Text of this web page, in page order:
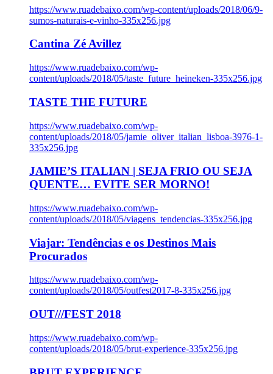
https://www.ruadebaixo.com/wp-content/uploads/2018/06/9-
sumos-naturais-e-vinho-335x256.jpg
Cantina Zé Avillez
https://www.ruadebaixo.com/wp-
content/uploads/2018/05/taste_future_heineken-335x256.jpg
TASTE THE FUTURE
https://www.ruadebaixo.com/wp-
content/uploads/2018/05/jamie_oliver_italian_lisboa-3976-1-
335x256.jpg
JAMIE’S ITALIAN | SEJA FRIO OU SEJA
QUENTE… EVITE SER MORNO!
https://www.ruadebaixo.com/wp-
content/uploads/2018/05/viagens_tendencias-335x256.jpg
Viajar: Tendências e os Destinos Mais
Procurados
https://www.ruadebaixo.com/wp-
content/uploads/2018/05/outfest2017-8-335x256.jpg
OUT///FEST 2018
https://www.ruadebaixo.com/wp-
content/uploads/2018/05/brut-experience-335x256.jpg